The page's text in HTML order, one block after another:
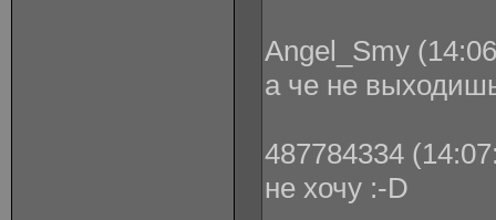
Angel_Smy
а че не
487784334
не хочу :-D